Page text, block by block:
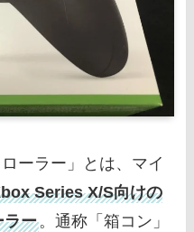
ーラー」とは、マイ
Series X/S向けの
ラー。通称「箱コン」